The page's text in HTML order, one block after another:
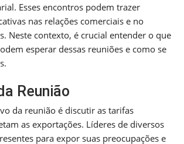
Esses encontros podem trazer
nas relações comerciais e no
Neste contexto, é crucial entender o que
esperar dessas reuniões e como se
Reunião
da reunião é discutir as tarifas
as exportações. Líderes de diversos
para expor suas preocupações e